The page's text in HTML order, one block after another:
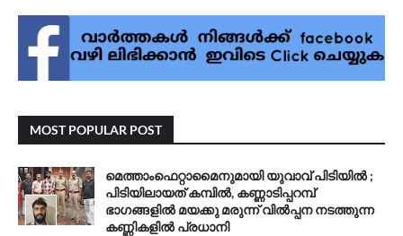
MOST POPULAR POST
മെത്താംഫെറ്റാമൈനുമായി യുവാവ് പിടിയിൽ ;
പിടിയിലായത് കമ്പിൽ, കണ്ണാടിപ്പറമ്പ്
ഭാഗങ്ങളിൽ മയക്കു മരുന്ന് വിൽപ്പന നടത്തുന്ന
കണ്ണികളിൽ പ്രധാനി